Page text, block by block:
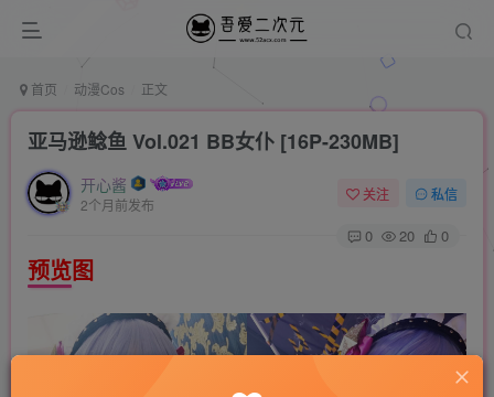
首页 动漫Cos 正文
亚马逊鲶鱼 Vol.021 BB女仆 [16P-230MB]
开心酱
2个月前发布
关注 私信
0 20 0
预览图